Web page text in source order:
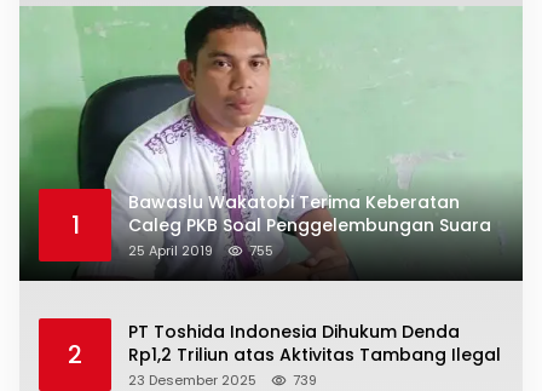
1
Bawaslu Wakatobi Terima Keberatan
Caleg PKB Soal Penggelembungan Suara
25 April 2019 755
2
PT Toshida Indonesia Dihukum Denda
Rp1,2 Triliun atas Aktivitas Tambang Ilegal
23 Desember 2025 739